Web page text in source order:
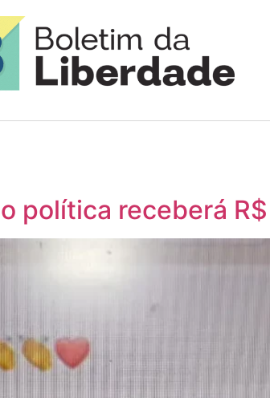
política receberá